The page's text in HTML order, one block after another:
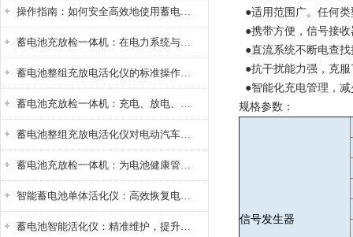
操作指南：如何安全高效地使用蓄电池智能活化仪？
蓄电池充放检一体机：在电力系统与储能设备中的创新应用，确保蓄电池性能与可靠性
蓄电池整组充放电活化仪的标准操作流程：从接线设置到充放电参数设定的安全规范
蓄电池充放检一体机：充电、放电、检测三功能集成设备
蓄电池整组充放电活化仪对电动汽车电池有帮助吗？
蓄电池充放检一体机：为电池健康管理提供一站式解决方案
智能蓄电池单体活化仪：高效恢复电池性能，延长蓄电池使用寿命
蓄电池智能活化仪：精准维护，提升电池健康状态
●适用范围广。任何
●携带方便，信号接
●直流系统不断电查
●抗干扰能力强，克
●智能化充电管理，
规格参数：
信号发生器